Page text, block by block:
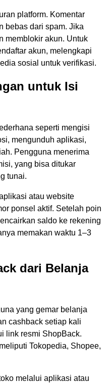
platform. Komentar
bebas dari spam. Jika
memblokir akun. Untuk
akun, melengkapi
sosial untuk verifikasi.
untuk Isi
seperti mengisi
mengunduh aplikasi,
Pengguna menerima
yang bisa ditukar
tunai.
atau website
ponsel aktif. Setelah poin
saldo ke rekening
memakan waktu 1–3
dari Belanja
yang gemar belanja
cashback setiap kali
link resmi ShopBack.
Tokopedia, Shopee,
melalui aplikasi atau